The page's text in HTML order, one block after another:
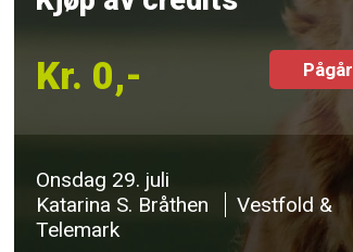
Kr. 0,- Pågår
Onsdag 29. juli
Katarina S. Bråthen
Vestfold &
Telemark